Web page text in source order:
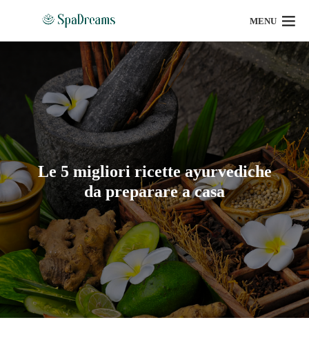
MENU
Le 5 migliori ricette ayurvediche
da preparare a casa